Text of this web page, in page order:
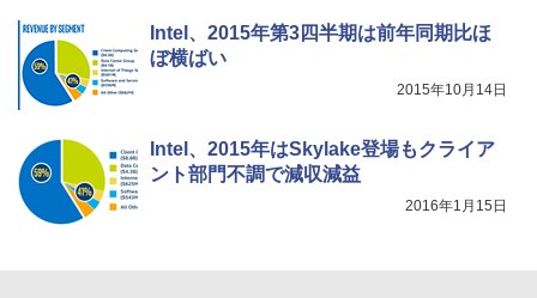
Intel、2015年第3四半期は前年同期比ほ
ぼ横ばい
2015年10月14日
Intel、2015年はSkylake登場もクライア
ント部門不調で減収減益
2016年1月15日